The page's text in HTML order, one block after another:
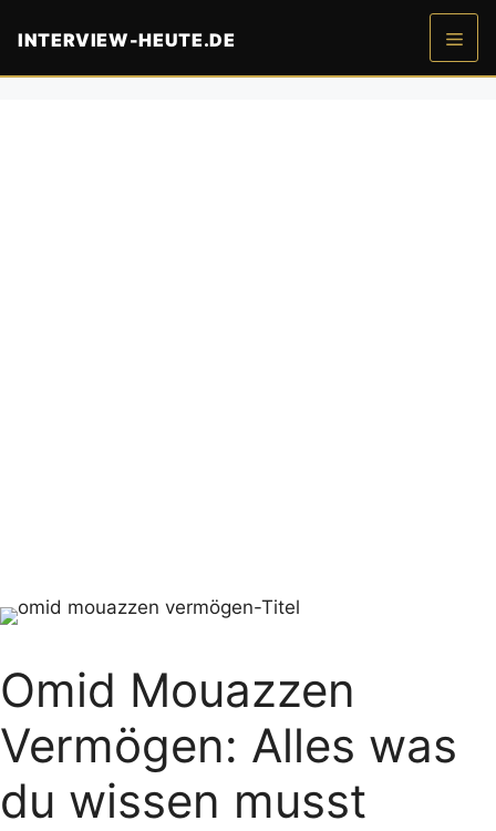
Inhalt
INTERVIEW-HEUTE.DE
Menü
Omid Mouazzen
Vermögen: Alles was
du wissen musst